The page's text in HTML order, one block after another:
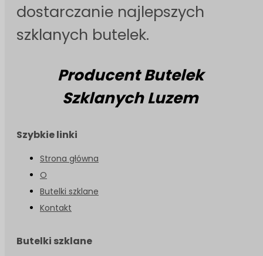
dostarczanie najlepszych
szklanych butelek.
Producent Butelek
Szklanych Luzem
Szybkie linki
Strona główna
O
Butelki szklane
Kontakt
Butelki szklane